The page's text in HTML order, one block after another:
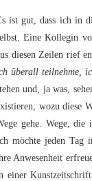
ist gut, dass ich in
Eine Kollegin
diesen Zeilen rief
überall teilnehme,
und, ja was,
wozu diese
gehe. Wege,
möchte jeden Tag
Anwesenheit
einer